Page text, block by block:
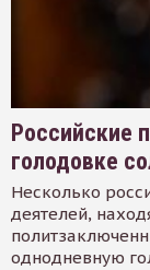
Российские
голодовке
Несколько
деятелей,
однодневную